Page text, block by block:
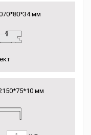
мм
мм